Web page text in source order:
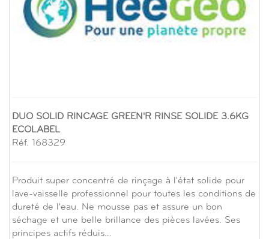
DUO SOLID RINCAGE GREEN'R RINSE SOLIDE 3.6KG
ECOLABEL
Réf. 168329
Produit super concentré de rinçage à l'état solide pour
lave-vaisselle professionnel pour toutes les conditions de
dureté de l'eau. Ne mousse pas et assure un bon
séchage et une belle brillance des pièces lavées. Ses
principes actifs réduis…